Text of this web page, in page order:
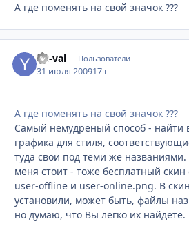
А где поменять на свой значок ???
Yu-val Пользователи
31 июля 200917 г
А где поменять на свой значок ???
Самый немудреный способ - найти
графика для стиля,
туда свои под теми же
меня стоит - тоже бесплатный скин
user-offline и user-online.png. В
установили, может быть, файлы
но думаю, что Вы легко их найдете.